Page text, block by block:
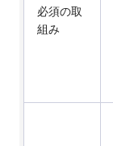
必須の取
組み